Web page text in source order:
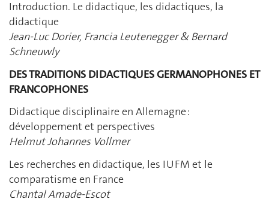
Introduction. Le didactique, les didactiques, la
didactique
Jean-Luc Dorier, Francia Leutenegger & Bernard
Schneuwly
DES TRADITIONS DIDACTIQUES GERMANOPHONES ET
FRANCOPHONES
Didactique disciplinaire en Allemagne :
développement et perspectives
Helmut Johannes Vollmer
Les recherches en didactique, les IUFM et le
comparatisme en France
Chantal Amade-Escot